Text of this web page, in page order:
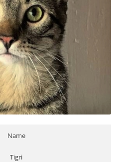
Name
Tigri